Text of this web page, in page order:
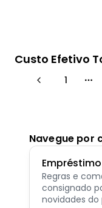
Custo Efetivo
1
Navegue por
Regras e
consignado
novidades